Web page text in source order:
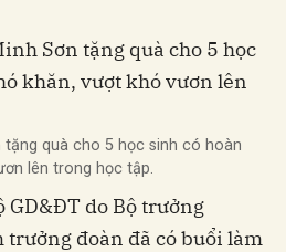
tặng quà cho 5 học sinh có hoàn
lên trong học tập.
GD&ĐT do Bộ trưởng
trưởng đoàn đã có buổi làm